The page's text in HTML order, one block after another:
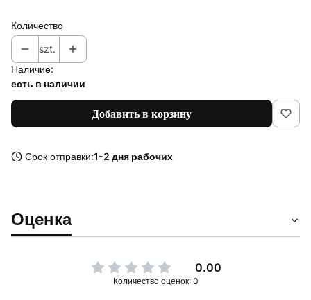
Количество
szt.
Наличие:
есть в наличии
Добавить в корзину
Срок отправки:1-2 дня рабочих
Оценка
0.00
Количество оценок: 0